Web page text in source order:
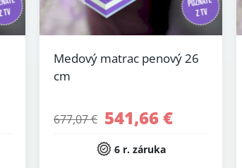
Medový matrac penový 26
cm
677,07 € 541,66 €
6 r. záruka